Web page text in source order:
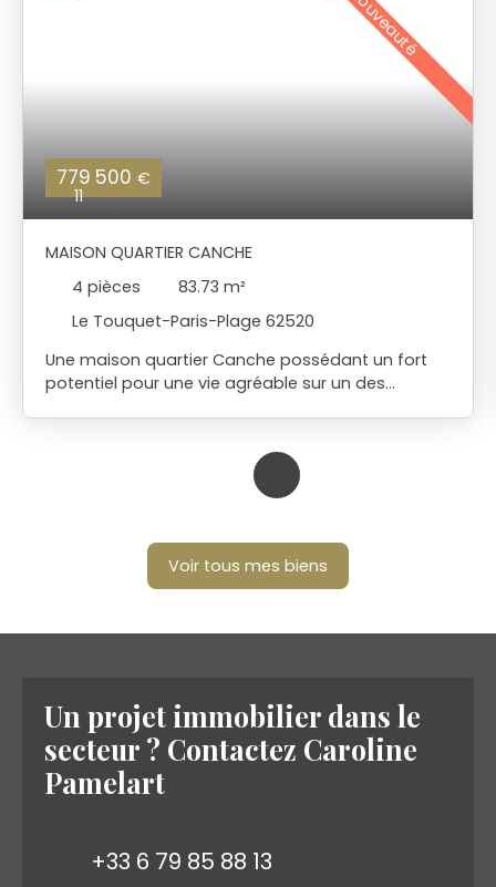
779 500 €
Nouveauté
11
MAISON QUARTIER CANCHE
4 pièces 83.73 m²
Le Touquet-Paris-Plage 62520
Une maison quartier Canche possédant un fort
potentiel pour une vie agréable sur un des
cheminée, la cuisine est en accès jardin, un WC .
L'étage possède 3 chambres, une SDB. Les
combles possèdent un beau volume
garage est un atout supplémentaire. Travaux à
réaliser pour obtenir un bien cocooning sur un
secteur calme, proche des commerces et de la
Voir tous mes biens
Un projet immobilier dans le
secteur ? Contactez Caroline
Pamelart
+33 6 79 85 88 13